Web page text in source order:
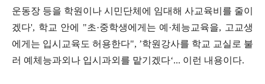
운동장 등을 학원이나 시민단체에 임대해 사교육비를 줄이
겠다', 학교 안에 "초·중학생에게는 예 ·체능교육을, 고교생
에게는 입시교육도 허용한다", ’학원강사를 학교 교실로 불
러 예체능과외나 입시과외를 맡기겠다‘... 이런 내용이다.